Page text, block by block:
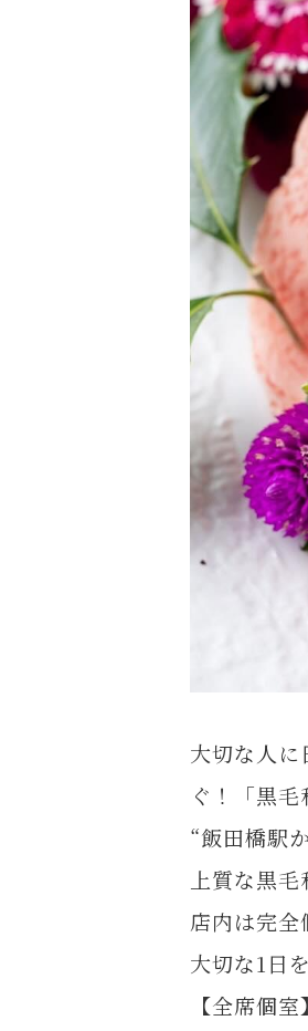
大切な人に
ぐ！「黒
“飯田橋駅
上質な黒
店内は完全
大切な1日
【全席個